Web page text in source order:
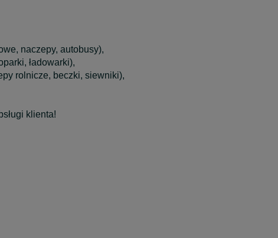
naczepy, autobusy),
ładowarki),
rolnicze, beczki, siewniki),
klienta!